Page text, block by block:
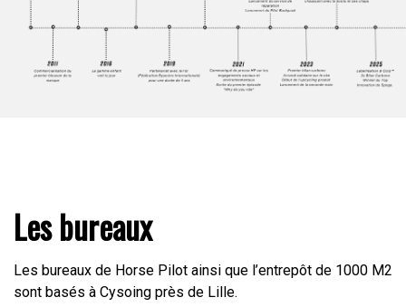
Les bureaux
Les bureaux de Horse Pilot ainsi que l’entrepôt de 1000 M2
sont basés à Cysoing près de Lille.